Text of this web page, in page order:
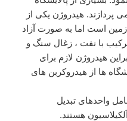
پردازند. هیدروژن یکی از
است اما به صورت آزاد
با نفت ، زغال سنگ و
هیدروژن لازم برای
ها از هیدروکربن های
واحدهای تبدیل
هستند.